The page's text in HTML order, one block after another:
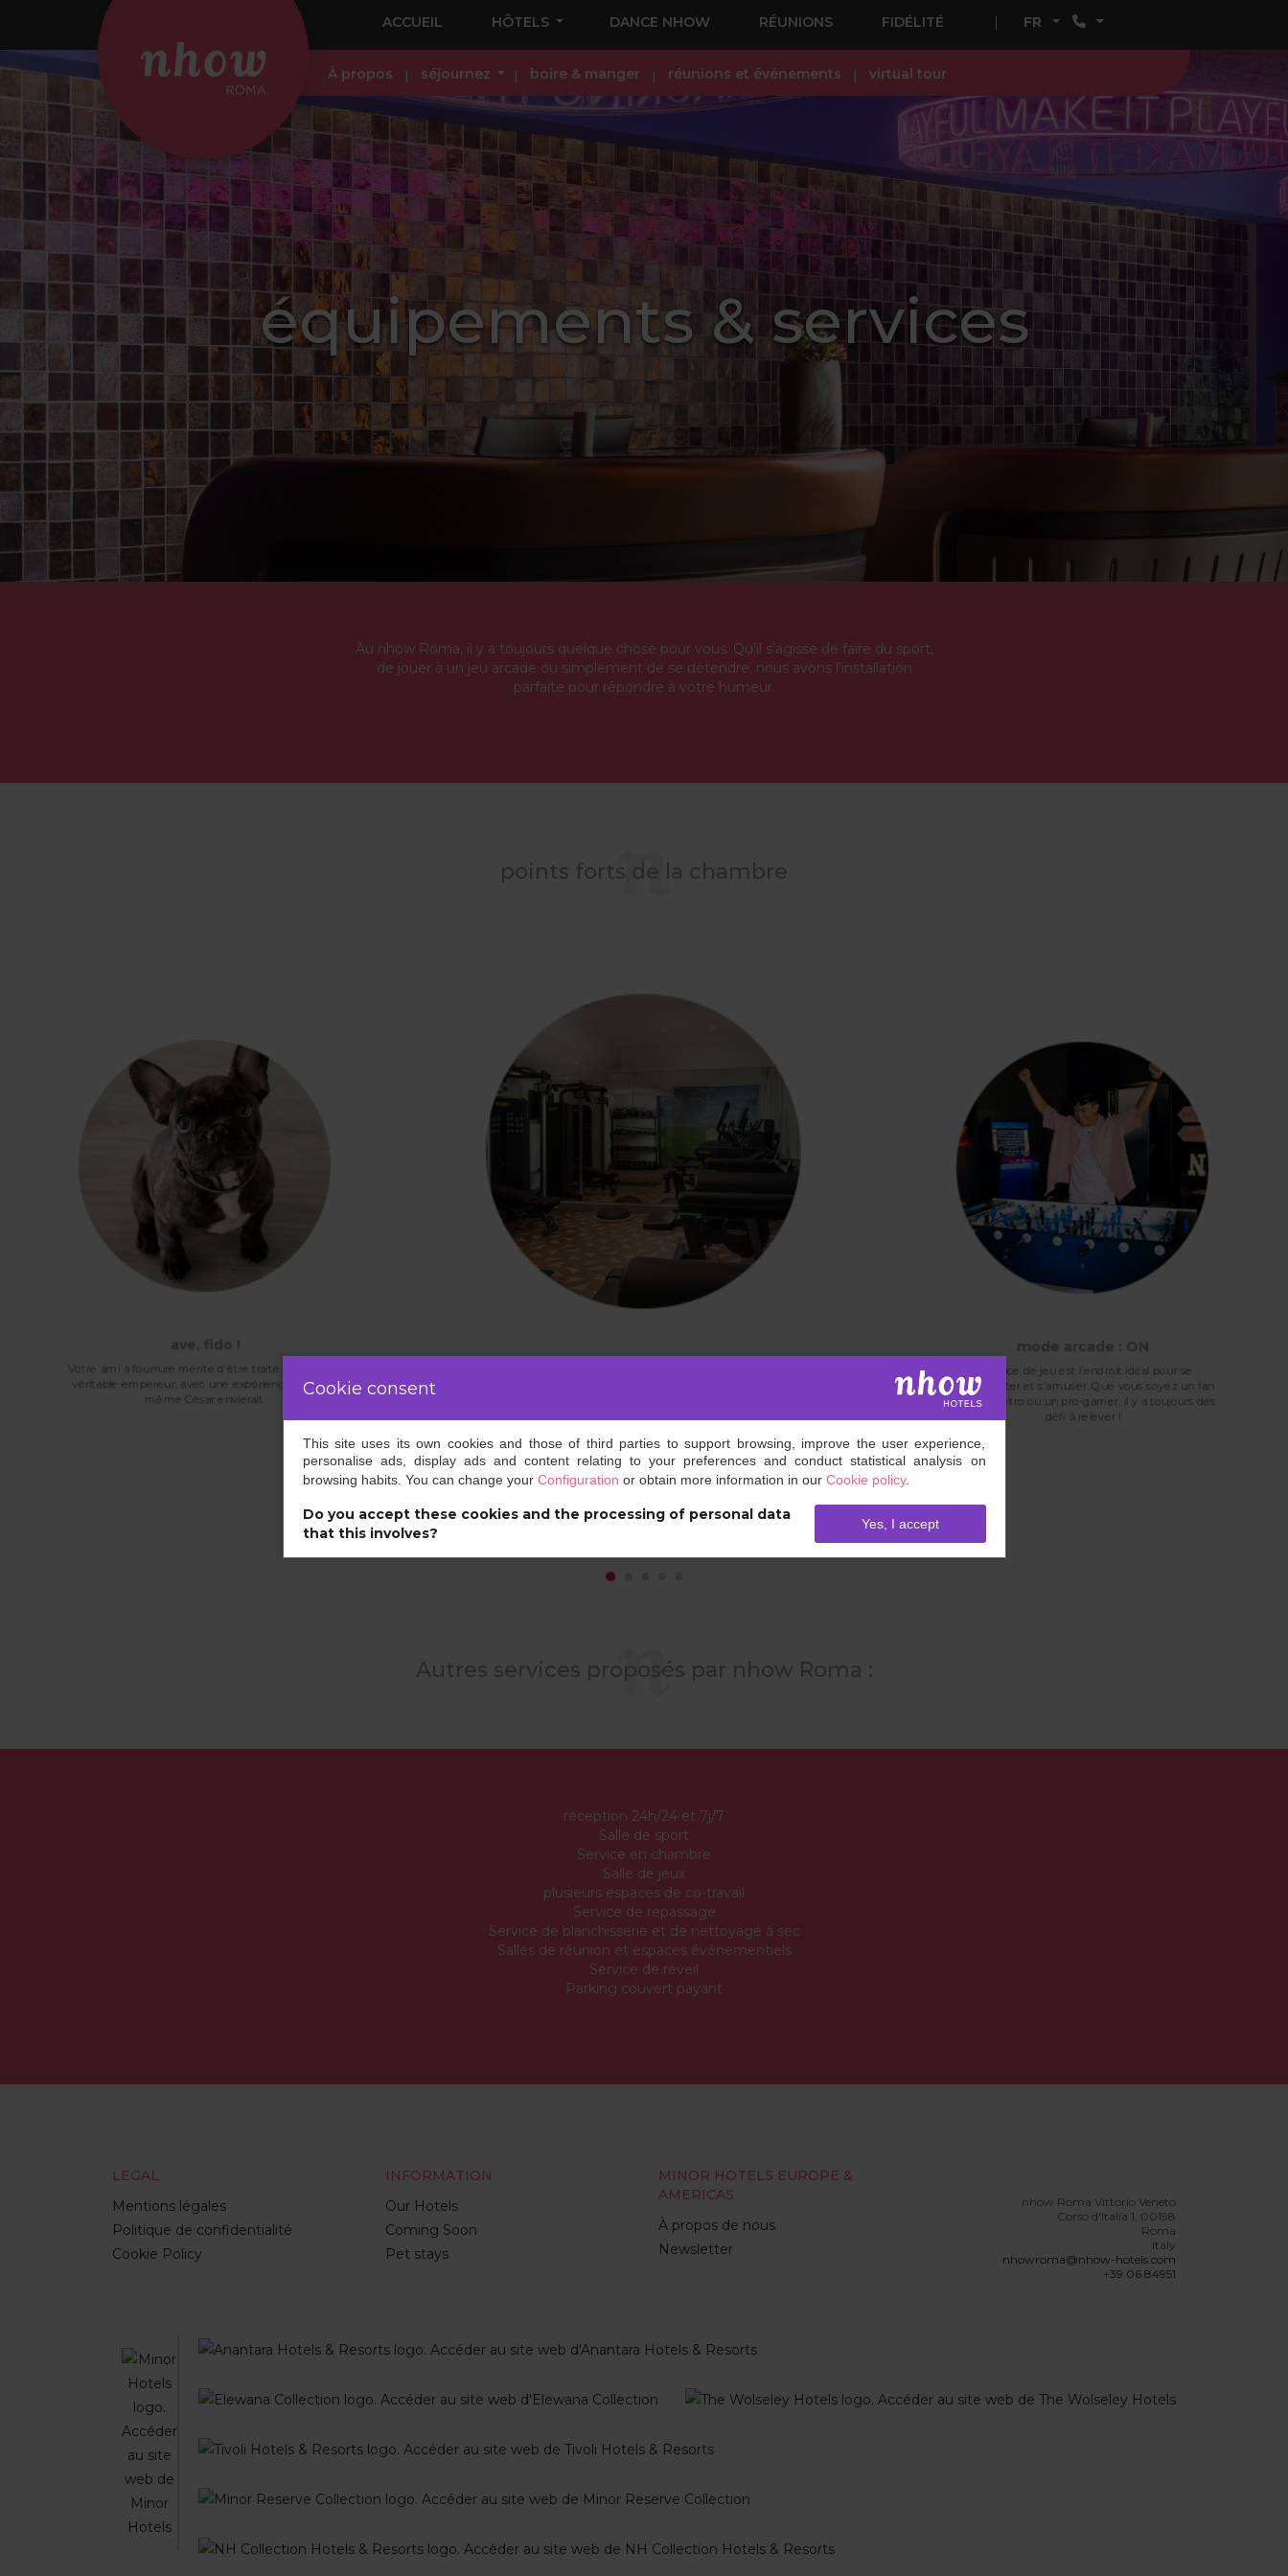
ACCUEIL HÔTELS DANCE NHOW RÉUNIONS FIDÉLITÉ FR
À propos séjournez boire & manger réunions et événements virtual tour
équipements & services
Au nhow Roma, il y a toujours quelque chose pour vous. Qu’il s’agisse de faire du sport,
de jouer à un jeu arcade ou simplement de se détendre, nous avons l’installation
parfaite pour répondre à votre humeur.
points forts de la chambre
ave, fido !
Votre ami à fourrure mérite d’être traité comme un
véritable empereur, avec une expérience VIP que
même César envierait.
Que vous ayez besoin de vous dépenser après une
longue journée ou de suivre votre programme de
remise en forme, la salle de sport nhow Roma est
toujours à disposition.
mode arcade : ON
L’espace de jeu est l’endroit idéal pour se
déconnecter et s’amuser. Que vous soyez un fan
d’arcade rétro ou un pro-gamer, il y a toujours des
défi à relever !
Autres services proposés par nhow Roma :
réception 24h/24 et 7j/7
Salle de sport
Service en chambre
Salle de jeux
plusieurs espaces de co-travail
Service de repassage
Service de blanchisserie et de nettoyage à sec
Salles de réunion et espaces événementiels
Service de réveil
Parking couvert payant
LEGAL
Mentions légales
Politique de confidentialité
Cookie Policy
INFORMATION
Our Hotels
Coming Soon
Pet stays
MINOR HOTELS EUROPE &
AMERICAS
À propos de nous
Newsletter
nhow Roma Vittorio Veneto
Corso d'Italia 1, 00198
Roma
Italy
nhowroma@nhow-hotels.com
+39 06 84951
Cookie consent
This site uses its own cookies and those of third parties to support browsing, improve the user experience,
personalise ads, display ads and content relating to your preferences and conduct statistical analysis on
browsing habits. You can change your Configuration or obtain more information in our Cookie policy.
Do you accept these cookies and the processing of personal data
that this involves?
Yes, I accept